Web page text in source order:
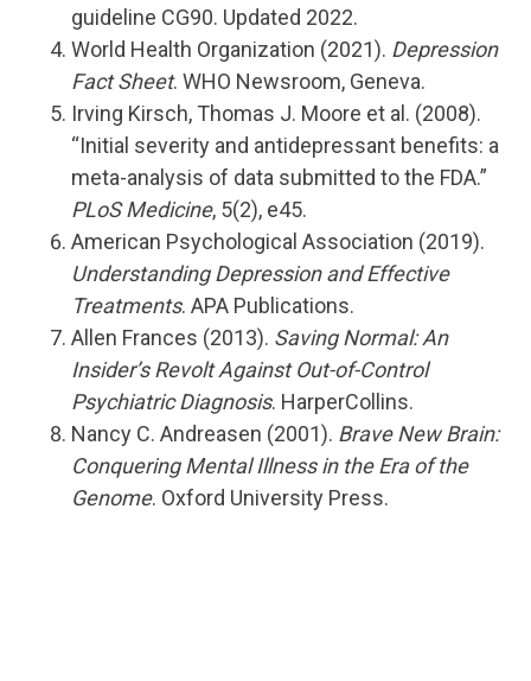
guideline CG90. Updated 2022.
World Health Organization (2021). Depression
Fact Sheet. WHO Newsroom, Geneva.
Irving Kirsch, Thomas J. Moore et al. (2008).
“Initial severity and antidepressant benefits: a
meta-analysis of data submitted to the FDA.”
PLoS Medicine, 5(2), e45.
American Psychological Association (2019).
Understanding Depression and Effective
Treatments. APA Publications.
Allen Frances (2013). Saving Normal: An
Insider’s Revolt Against Out-of-Control
Psychiatric Diagnosis. HarperCollins.
Nancy C. Andreasen (2001). Brave New Brain:
Conquering Mental Illness in the Era of the
Genome. Oxford University Press.